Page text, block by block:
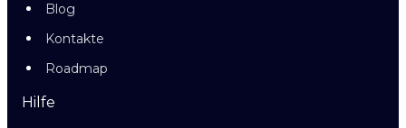
Blog
Kontakte
Roadmap
Hilfe